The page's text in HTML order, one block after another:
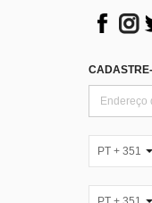
PT + 351